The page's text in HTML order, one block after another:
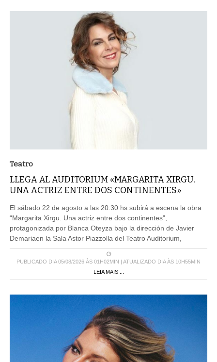
Teatro
LLEGA AL AUDITORIUM «MARGARITA XIRGU.
UNA ACTRIZ ENTRE DOS CONTINENTES»
El sábado 22 de agosto a las 20:30 hs subirá a escena la obra
“Margarita Xirgu. Una actriz entre dos continentes”,
protagonizada por Blanca Oteyza bajo la dirección de Javier
Demariaen la Sala Astor Piazzolla del Teatro Auditorium,
PUBLICADO DIA 05/08/2026 ÀS 01H02MIN | ATUALIZADO DIA ÀS 10H55MIN
LEIA MAIS ...